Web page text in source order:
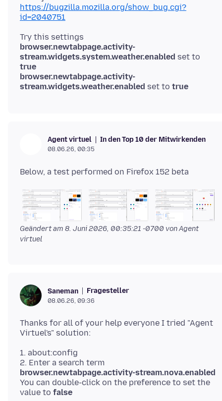
https://bugzilla.mozilla.org/show_bug.cgi?
id=2040751
browser.newtabpage.activity-
stream.widgets.system.weather.enabled set to
true
browser.newtabpage.activity-
stream.widgets.weather.enabled set to true
Agent virtuel In den Top 10 der Mitwirkenden
08.06.26, 00:35
Geändert am 8. Juni 2026, 00:35:21 -0700 von Agent
virtuel
Saneman Fragesteller
08.06.26, 09:36
Thanks for all of your help everyone I tried "Agent
1. about:config
2. Enter a search term
browser.newtabpage.activity-stream.nova.enabled
You can double-click on the preference to set the
value to false